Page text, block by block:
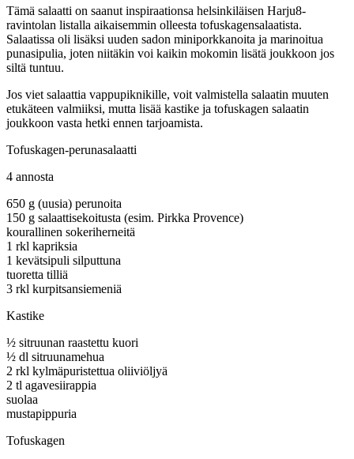
Tämä salaatti on saanut inspiraationsa helsinkiläisen Harju8-
ravintolan listalla aikaisemmin olleesta tofuskagensalaatista.
Salaatissa oli lisäksi uuden sadon miniporkkanoita ja marinoitua
punasipulia, joten niitäkin voi kaikin mokomin lisätä joukkoon jos
siltä tuntuu.
Jos viet salaattia vappupiknikille, voit valmistella salaatin muuten
etukäteen valmiiksi, mutta lisää kastike ja tofuskagen salaatin
joukkoon vasta hetki ennen tarjoamista.
Tofuskagen-perunasalaatti
4 annosta
650 g (uusia) perunoita
150 g salaattisekoitusta (esim. Pirkka Provence)
kourallinen sokeriherneitä
1 rkl kapriksia
1 kevätsipuli silputtuna
tuoretta tilliä
3 rkl kurpitsansiemeniä
Kastike
½ sitruunan raastettu kuori
½ dl sitruunamehua
2 rkl kylmäpuristettua oliiviöljyä
2 tl agavesiirappia
suolaa
mustapippuria
Tofuskagen